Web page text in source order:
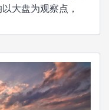
大盘为观察点，